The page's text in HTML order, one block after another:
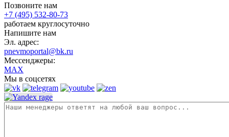
Позвоните нам
+7 (495) 532-80-73
работаем круглосуточно
Напишите нам
Эл. адрес:
pnevmoportal@bk.ru
Мессенджеры:
MAX
Мы в соцсетях